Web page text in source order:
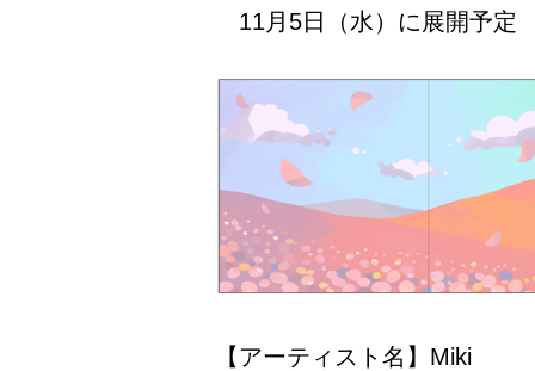
11月5日（水）に展開予定
【アーティスト名】Miki